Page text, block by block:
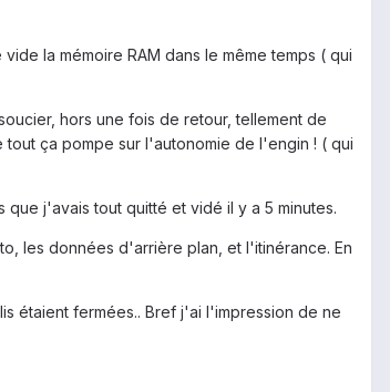
la mémoire RAM dans le même temps ( qui
hors une fois de retour, tellement de
ça pompe sur l'autonomie de l'engin ! ( qui
j'avais tout quitté et vidé il y a 5 minutes.
les données d'arrière plan, et l'itinérance. En
étaient fermées.. Bref j'ai l'impression de ne